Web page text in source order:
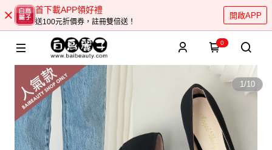
首下載APP領好禮
送100元折價券，註冊雙倍送！
開啟APP
0
1/10